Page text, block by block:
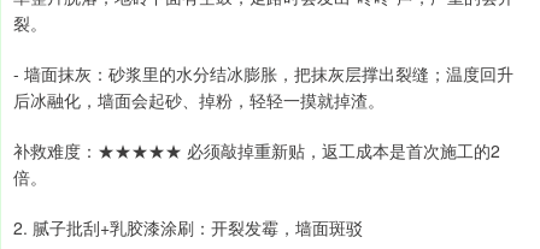
裂。
- 墙面抹灰：砂浆里的水分结冰膨胀，把抹灰层撑出裂缝；温度回升
后冰融化，墙面会起砂、掉粉，轻轻一摸就掉渣。
补救难度：★★★★★ 必须敲掉重新贴，返工成本是首次施工的2
倍。
2. 腻子批刮+乳胶漆涂刷：开裂发霉，墙面斑驳